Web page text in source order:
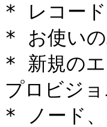
* レコード
* お使いの
* 新規のエ
プロビジ
* ノード、